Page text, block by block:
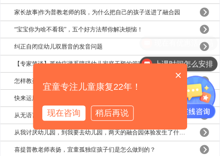
家长故事|作为普教老师的我，为什么把自己的孩子送进了融合园
“宝宝你为啥不看我”，五个好方法帮你解决烦恼！
纠正自闭症幼儿双唇音的发音问题
【专家笔谈】孤独症谱系障碍幼儿家庭干预的管理
怎样教孤独症孩子更容易学会动词？
快来运用这个神奇的方法提升孩子的沟通能力吧~
从无语言，到准学霸，三年的时间她和孩子经历了什么？
喜提普教老师表扬，宜童孤独症孩子们是怎么做到的？
上课时间怎么安排
现在有优惠活动吗
×
宜童专注儿童康复22年！
现在咨询 稍后再说